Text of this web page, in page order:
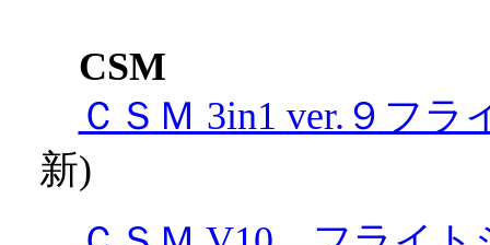
CSM
ＣＳＭ 3in1 ver.９フ
新)